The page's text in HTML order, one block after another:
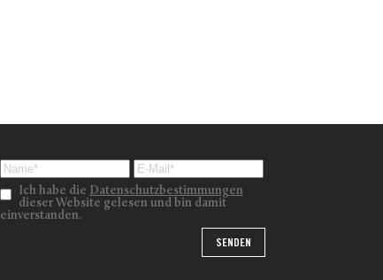
Ich habe die Datenschutzbestimmungen
dieser Website gelesen und bin damit
einverstanden.